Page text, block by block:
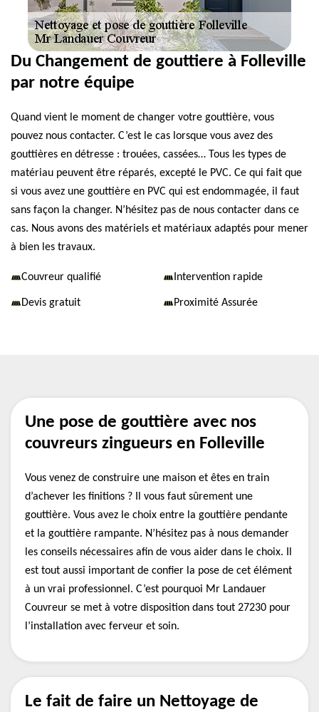
Du Changement de gouttiere à Folleville
par notre équipe
Quand vient le moment de changer votre gouttière, vous
pouvez nous contacter. C’est le cas lorsque vous avez des
gouttières en détresse : trouées, cassées… Tous les types de
matériau peuvent être réparés, excepté le PVC. Ce qui fait que
si vous avez une gouttière en PVC qui est endommagée, il faut
sans façon la changer. N’hésitez pas de nous contacter dans ce
cas. Nous avons des matériels et matériaux adaptés pour mener
à bien les travaux.
Couvreur qualifié Intervention rapide
Devis gratuit Proximité Assurée
Une pose de gouttière avec nos
couvreurs zingueurs en Folleville
Vous venez de construire une maison et êtes en train
d’achever les finitions ? Il vous faut sûrement une
gouttière. Vous avez le choix entre la gouttière pendante
et la gouttière rampante. N’hésitez pas à nous demander
les conseils nécessaires afin de vous aider dans le choix. Il
est tout aussi important de confier la pose de cet élément
à un vrai professionnel. C’est pourquoi Mr Landauer
Couvreur se met à votre disposition dans tout 27230 pour
l’installation avec ferveur et soin.
Le fait de faire un Nettoyage de